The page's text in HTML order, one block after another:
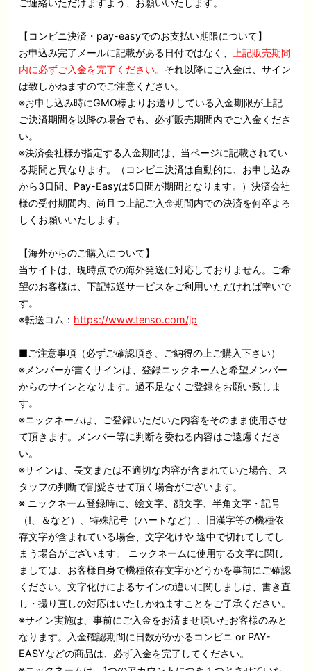
ご連絡いただけますよう、お願いいたします。
【コンビニ決済・pay-easyでのお支払い期限について】
お申込み完了メールに記載がある日付ではなく、
上記販売期間
内に必ずご入金を完了ください。 それ以降にご入金は、サイン
は致しかねますのでご注意ください。
※お申し込み時にGMO様よりお送りしている入金期限が上記
ご決済期間を以降の場合でも、必ず販売期間内でご入金くださ
い。
※決済会社様が指定する入金期間は、当ページに記載されてい
る期間と異なります。（コンビニ決済は自動的に、お申し込み
から3日間、Pay-Easyは5日間が期間となります。）決済会社
様の受付期間内、尚且つ上記ご入金期間内での決済を何卒よろ
しくお願いいたします。
【海外からのご購入について】
当サイトは、現時点での海外発送に対応しておりません。ご希
望のお客様は、下記転送サービスをご利用いただければ幸いで
す。
※転送コム： https://www.tenso.com/jp
■ご注意事項（必ずご確認頂き、ご納得の上ご購入下さい）
※メンバーが書くサインは、登録ニックネームと希望メンバー
からのサインとなります。過不足なくご登録をお願い致しま
す。
※ニックネームは、ご登録いただいた内容をそのまま使用させ
て頂きます。メンバー等に判断を委ねる内容はご遠慮くださ
い。
※サインは、長文または不適切な内容が含まれていた場合、ス
タッフの判断で割愛させて頂く場合がございます。
※ ニックネーム登録時に、絵文字、顔文字、半角文字・記号
（!、＆など）、特殊記号（ハートなど）、旧漢字等の機種依
存文字が含まれている場合、文字化けや 途中で切れてしてし
まう場合がございます。 ニックネームに使用する文字に関し
ましては、お客様自身で機種依存文字かどうかを事前にご確認
ください。文字化けによるサインの違いに関しましは、書き直
し・撮り直しの対応はいたしかねますことをご了承ください。
※サイン実施は、事前にご入金をお済ませ頂いたお客様のみと
なります。入金確認期間に日数がかかるコンビニ or PAY-
EASYなどの商品は、必ず入金を完了してください。